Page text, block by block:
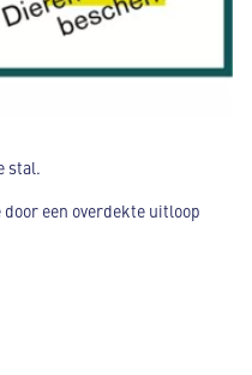
stal.
een overdekte uitloop
dag- en nachtritme.